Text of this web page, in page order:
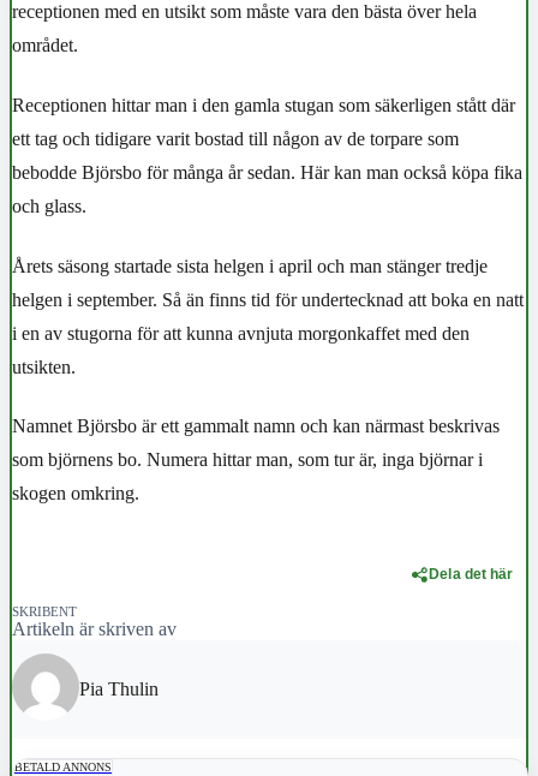
receptionen med en utsikt som måste vara den bästa över hela
området.
Receptionen hittar man i den gamla stugan som säkerligen stått där
ett tag och tidigare varit bostad till någon av de torpare som
bebodde Björsbo för många år sedan. Här kan man också köpa fika
och glass.
Årets säsong startade sista helgen i april och man stänger tredje
helgen i september. Så än finns tid för undertecknad att boka en natt
i en av stugorna för att kunna avnjuta morgonkaffet med den
utsikten.
Namnet Björsbo är ett gammalt namn och kan närmast beskrivas
som björnens bo. Numera hittar man, som tur är, inga björnar i
skogen omkring.
Dela det här
SKRIBENT
Artikeln är skriven av
Pia Thulin
BETALD ANNONS